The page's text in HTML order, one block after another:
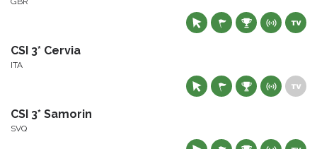
CSI 3* Cervia
ITA
CSI 3* Samorin
SVQ